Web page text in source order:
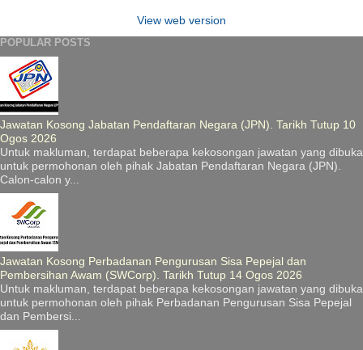
View web version
POPULAR POSTS
Jawatan Kosong Jabatan Pendaftaran Negara (JPN). Tarikh Tutup 10
Ogos 2026
Untuk makluman, terdapat beberapa kekosongan jawatan yang dibuka
untuk permohonan oleh pihak Jabatan Pendaftaran Negara (JPN).
Calon-calon y...
Jawatan Kosong Perbadanan Pengurusan Sisa Pepejal dan
Pembersihan Awam (SWCorp). Tarikh Tutup 14 Ogos 2026
Untuk makluman, terdapat beberapa kekosongan jawatan yang dibuka
untuk permohonan oleh pihak Perbadanan Pengurusan Sisa Pepejal
dan Pembersi...